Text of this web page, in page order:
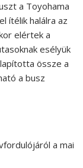
a Toyohama
ítélik halálra az
elértek a
esélyük
össze a
a busz
a mai